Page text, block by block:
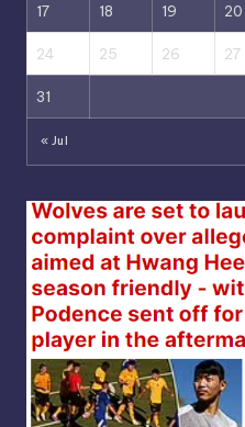
17 18 19 20
24 25 26 27
31
« Jul